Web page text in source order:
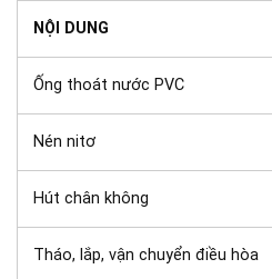
NỘI DUNG
Ống thoát nước PVC
Nén nitơ
Hút chân không
Tháo, lắp, vận chuyển điều hòa